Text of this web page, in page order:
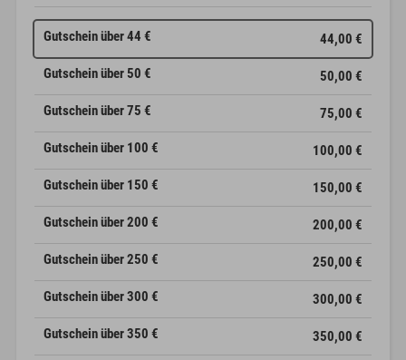
Gutschein über 44 € 44,00 €
Gutschein über 50 € 50,00 €
Gutschein über 75 € 75,00 €
Gutschein über 100 € 100,00 €
Gutschein über 150 € 150,00 €
Gutschein über 200 € 200,00 €
Gutschein über 250 € 250,00 €
Gutschein über 300 € 300,00 €
Gutschein über 350 € 350,00 €